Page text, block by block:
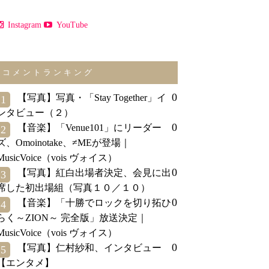
Instagram YouTube
コメントランキング
1
【写真】写真・「Stay Together」イ
タビュー（２）
0
2
【音楽】「Venue101」にリーダー
、Omoinotake、≠MEが登場｜
（vois ヴォイス）
0
3
【写真】紅白出場者決定、会見に出
した初出場組（写真１０／１０）
0
4
【音楽】「十勝でロックを切り拓ひ
く～ZION～ 完全版」放送決定｜
（vois ヴォイス）
0
5
【写真】仁村紗和、インタビュー
エンタメ】
0